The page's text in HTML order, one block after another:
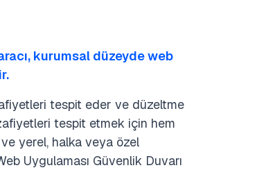
kurumsal düzeyde web
tespit eder ve düzeltme
tespit etmek için hem
yerel, halka veya özel
Uygulaması Güvenlik Duvarı